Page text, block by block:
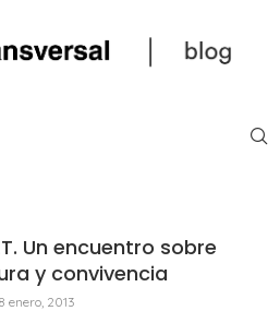
Un encuentro sobre
y convivencia
8 enero, 2013